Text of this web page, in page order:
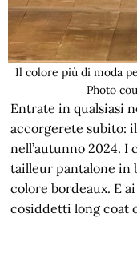
Il colore più di moda
Photo
Entrate in qualsiasi
accorgerete subito:
nell’autunno 2024. I
tailleur pantalone in
colore bordeaux. E
cosiddetti long coat